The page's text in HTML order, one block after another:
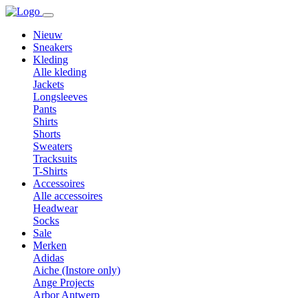
Nieuw
Sneakers
Kleding
Alle kleding
Jackets
Longsleeves
Pants
Shirts
Shorts
Sweaters
Tracksuits
T-Shirts
Accessoires
Alle accessoires
Headwear
Socks
Sale
Merken
Adidas
Aiche (Instore only)
Ange Projects
Arbor Antwerp